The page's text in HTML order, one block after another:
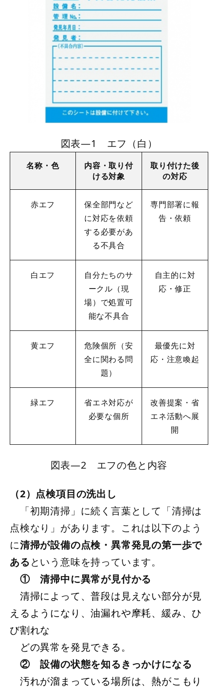
図表―1 エフ（白）
名称・色
内容・取り付
ける対象
取り付けた後
の対応
赤エフ
保全部門など
に対応を依頼
する必要があ
る不具合
専門部署に報
告・依頼
白エフ
自分たちのサ
ークル（現
場）で処置可
能な不具合
自主的に対
応・修正
黄エフ
危険個所（安
全に関わる問
題）
最優先に対
応・注意喚起
緑エフ
省エネ対応が
必要な個所
改善提案・省
エネ活動へ展
開
図表―2 エフの色と内容
（2）点検項目の洗出し
「初期清掃」に続く言葉として「清掃は
点検なり」があります。これは以下のよう
に清掃が設備の点検・異常発見の第一歩で
あるという意味を持っています。
① 清掃中に異常が見付かる
清掃によって、普段は見えない部分が見
えるようになり、油漏れや摩耗、緩み、ひ
び割れな
どの異常を発見できる。
②
設備の状態を知るきっかけになる
汚れが溜まっている場所は、熱がこもり